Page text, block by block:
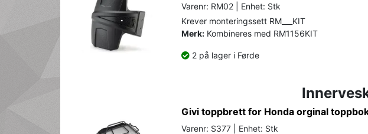
Varenr: RM02 | Enhet: Stk
Krever monteringssett RM___KIT
Merk: Kombineres med RM1156KIT
2 på lager i Førde
Givi toppbrett for Honda orginal
Varenr: S377 | Enhet: Stk